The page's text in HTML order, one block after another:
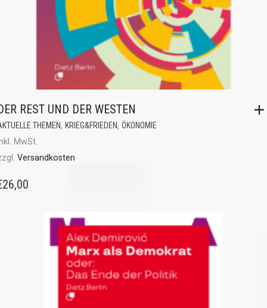
REST UND DER WESTEN
THEMEN, KRIEG&FRIEDEN, ÖKONOMIE
MwSt.
Versandkosten
26,00